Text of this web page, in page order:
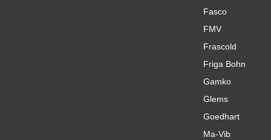
Fasco
FMV
Frascold
Friga Bohn
Gamko
Glems
Goedhart
Ma-Vib